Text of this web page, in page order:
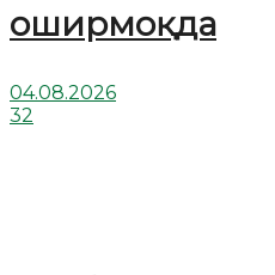
оширмоқда
04.08.2026
32